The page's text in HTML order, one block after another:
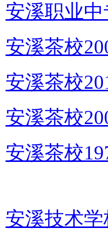
安溪职业
安溪茶校
安溪茶校
安溪茶校
安溪茶校
安溪技术